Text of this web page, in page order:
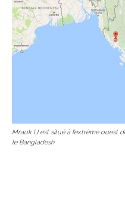
Mrauk U est situé à l’extrème ouest
le Bangladesh